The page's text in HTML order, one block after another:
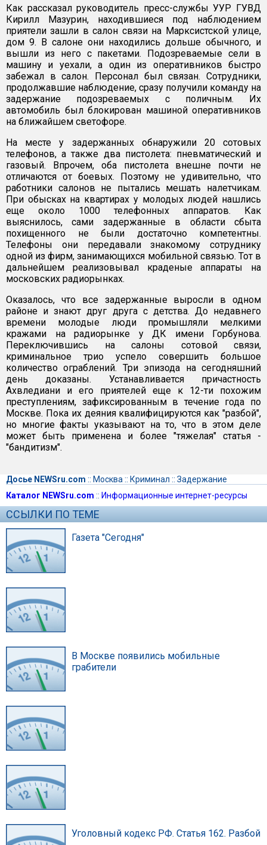
Как рассказал руководитель пресс-службы УУР ГУВД
Кирилл Мазурин, находившиеся под наблюдением
приятели зашли в салон связи на Марксистской улице,
дом 9. В салоне они находились дольше обычного, и
вышли из него с пакетами. Подозреваемые сели в
машину и уехали, а один из оперативников быстро
забежал в салон. Персонал был связан. Сотрудники,
продолжавшие наблюдение, сразу получили команду на
задержание подозреваемых с поличным. Их
автомобиль был блокирован машиной оперативников
на ближайшем светофоре.
На месте у задержанных обнаружили 20 сотовых
телефонов, а также два пистолета: пневматический и
газовый. Впрочем, оба пистолета внешне почти не
отличаются от боевых. Поэтому не удивительно, что
работники салонов не пытались мешать налетчикам.
При обысках на квартирах у молодых людей нашлись
еще около 1000 телефонных аппаратов. Как
выяснилось, сами задержанные в области сбыта
похищенного не были достаточно компетентны.
Телефоны они передавали знакомому сотруднику
одной из фирм, занимающихся мобильной связью. Тот в
дальнейшем реализовывал краденые аппараты на
московских радиорынках.
Оказалось, что все задержанные выросли в одном
районе и знают друг друга с детства. До недавнего
времени молодые люди промышляли мелкими
кражами на радиорынке у ДК имени Горбунова.
Переключившись на салоны сотовой связи,
криминальное трио успело совершить большое
количество ограблений. Три эпизода на сегодняшний
день доказаны. Устанавливается причастность
Ахвледиани и его приятелей еще к 12-ти похожим
преступлениям, зафиксированным в течение года по
Москве. Пока их деяния квалифицируются как "разбой",
но многие факты указывают на то, что в этом деле
может быть применена и более "тяжелая" статья -
"бандитизм".
Досье NEWSru.com :: Москва :: Криминал :: Задержание
Каталог NEWSru.com :: Информационные интернет-ресурсы
ССЫЛКИ ПО ТЕМЕ
Газета "Сегодня"
В Москве появились мобильные
грабители
Уголовный кодекс РФ. Статья 162. Разбой